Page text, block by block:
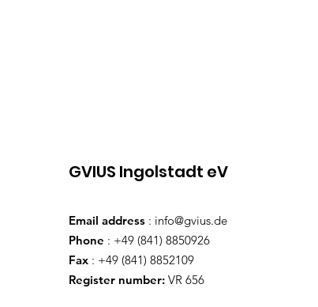
GVIUS Ingolstadt eV
Email address : info@gvius.de
Phone : +49 (841) 8850926
Fax : +49 (841) 8852109
Register number: VR 656